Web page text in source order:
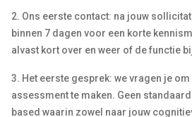
2. Ons eerste contact: na jouw
binnen 7 dagen voor een korte
alvast kort over en weer of de functie
3. Het eerste gesprek: we vragen je
assessment te maken. Geen
based waarin zowel naar jouw